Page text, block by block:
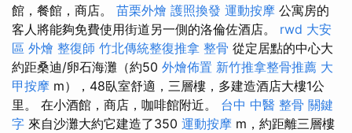
館，餐館，商店。 苗栗外燴 護照換發 運動按摩 公寓房的
客人將能夠免費使用街道另一側的洛倫佐酒店。 rwd 大安
區 外燴 整復師 竹北傳統整復推拿 整骨 從定居點的中心大
約距桑迪/卵石海灘（約50 外燴佈置 新竹推拿整骨推薦 大
甲按摩 m），48臥室舒適，三層樓，多建造酒店大樓1公
里。 在小酒館，商店，咖啡館附近。 台中 中醫 整骨 關鍵
字 來自沙灘大約它建造了350 運動按摩 m，約距離三層樓